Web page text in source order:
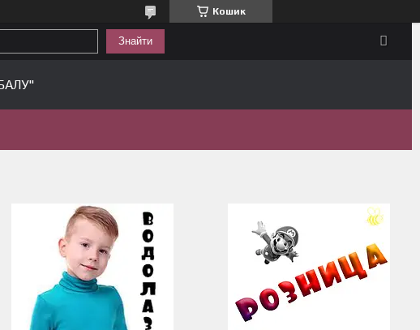
Кошик
Знайти